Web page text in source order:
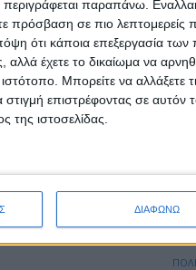
παραπάνω.
πρόσβαση σε πιο λεπτομερείς
ότι κάποια επεξεργασία
αλλά έχετε το δικαίωμα να
Μπορείτε να αλλάξετε
επιστρέφοντας σε αυτόν
ιστοσελίδας.
ΔΙΑΦΩΝΩ